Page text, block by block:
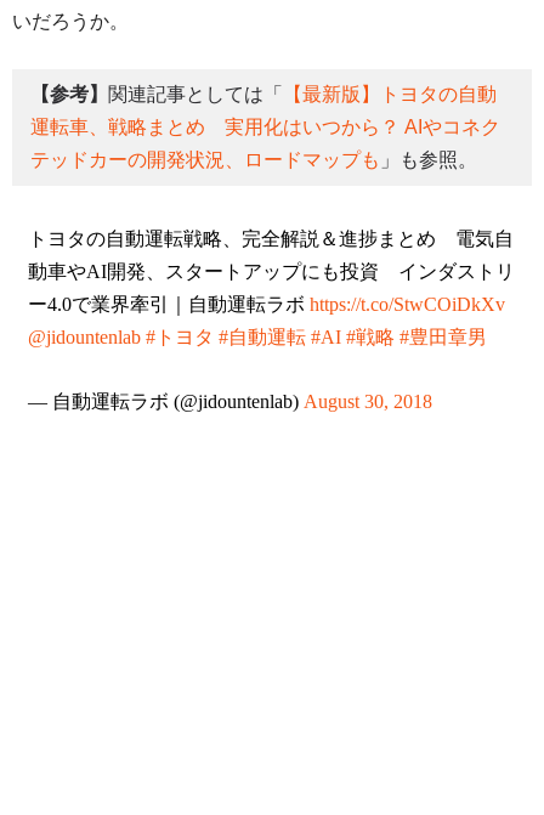
いだろうか。
【参考】 関連記事としては「
【最新版】トヨタの自動
運転車、戦略まとめ 実用化はいつから？ AIやコネク
テッドカーの開発状況、ロードマップも 」も参照。
トヨタの自動運転戦略、完全解説＆進捗まとめ 電気自
動車やAI開発、スタートアップにも投資 インダストリ
ー4.0で業界牽引｜自動運転ラボ https://t.co/StwCOiDkXv
@jidountenlab #トヨタ #自動運転 #AI #戦略 #豊田章男
— 自動運転ラボ (@jidountenlab) August 30, 2018